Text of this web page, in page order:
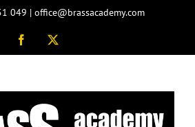
049 | office@brassacademy.com
Facebook